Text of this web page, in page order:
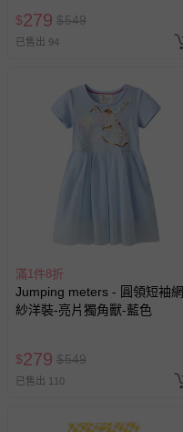
新費用）。
經消費者拆封之影
非以有形媒介提供
上服務，經消費者
戲或活動點數等）。
已拆封之以下類型
-個人衛生用品（例
墊、寢具類等）。
-新生兒親膚衣物（
褲、紗布衣等）。
-接觸性孕哺產品（
帶束縛衣、餐搖椅等
-其他原廠盒裝商品
示字句等說明貼紙
相關的退換貨辦理流程
$279 $549
已售出 94
滿1件8折
Jumping meters - 圓領短袖網
紗洋裝-亮片獨角獸-藍色
$279 $549
已售出 110